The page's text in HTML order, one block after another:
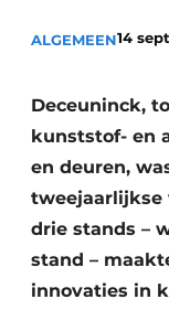
ALGEMEEN14
Deceuninck,
kunststof- en
en deuren,
tweejaarlijkse
drie stands –
stand –
innovaties in